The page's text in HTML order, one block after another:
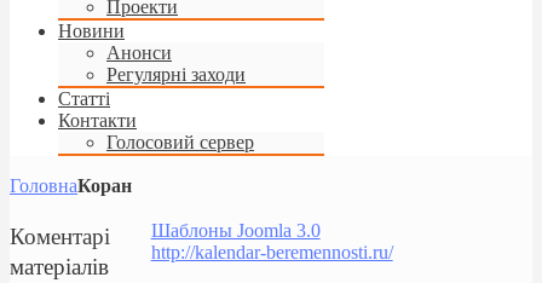
Проекти
Новини
Анонси
Регулярні заходи
Статті
Контакти
Голосовий сервер
ГоловнаКоран
Шаблоны Joomla 3.0
http://kalendar-beremennosti.ru/
Коментарі
матеріалів